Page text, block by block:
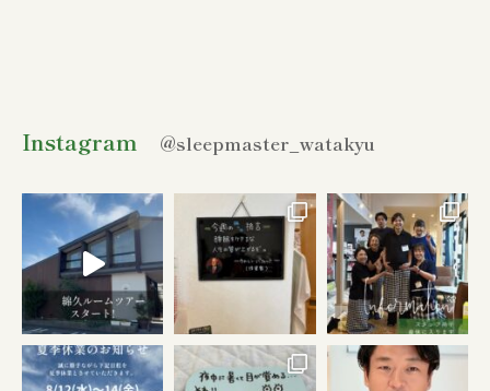
Instagram @sleepmaster_watakyu